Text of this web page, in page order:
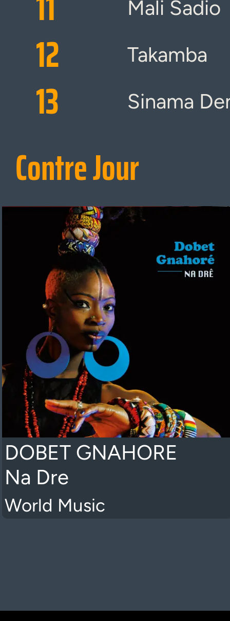
Mali Sadio
12 Takamba
13 Sinama
Contre Jour
DOBET GNAHORE
Na Dre
World Music